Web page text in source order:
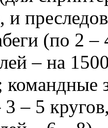
(по 2 –
– на
3 – 5